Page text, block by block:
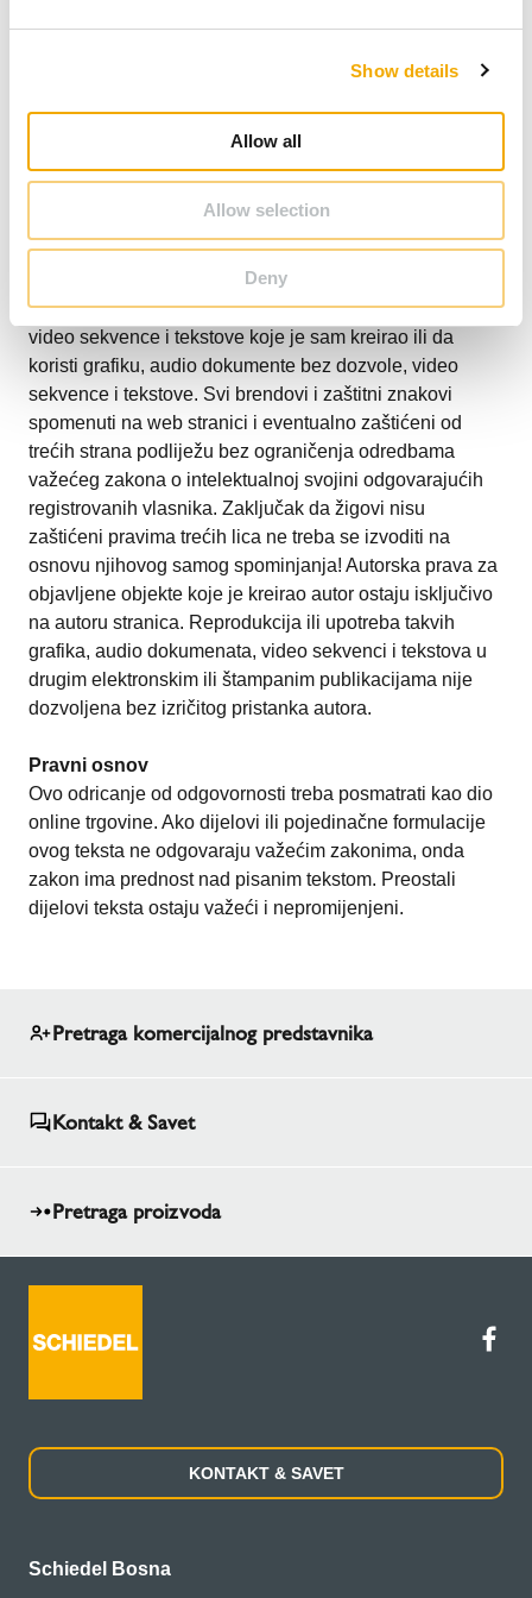
Show details
Allow all
Allow selection
Deny
poistovjećujemo s njenim sadržajem ili podržavamo
njegovu upotrebu. Naša je odgovornost osigurati da
aplikacije koje koristite ne sadrže viruse ili bilo šta drugo
destruktivne prirode.
Zakon o intelektualnoj svojini
Autor nastoji da poštuje autorska prava na grafiku, audio
dokumente, video sekvence i tekstove koji se koriste u
svim publikacijama, da koristi grafike, audio dokumente,
video sekvence i tekstove koje je sam kreirao ili da
koristi grafiku, audio dokumente bez dozvole, video
sekvence i tekstove. Svi brendovi i zaštitni znakovi
spomenuti na web stranici i eventualno zaštićeni od
trećih strana podliježu bez ograničenja odredbama
važećeg zakona o intelektualnoj svojini odgovarajućih
registrovanih vlasnika. Zaključak da žigovi nisu
zaštićeni pravima trećih lica ne treba se izvoditi na
osnovu njihovog samog spominjanja! Autorska prava za
objavljene objekte koje je kreirao autor ostaju isključivo
na autoru stranica. Reprodukcija ili upotreba takvih
grafika, audio dokumenata, video sekvenci i tekstova u
drugim elektronskim ili štampanim publikacijama nije
dozvoljena bez izričitog pristanka autora.
Pravni osnov
Ovo odricanje od odgovornosti treba posmatrati kao dio
online trgovine. Ako dijelovi ili pojedinačne formulacije
ovog teksta ne odgovaraju važećim zakonima, onda
zakon ima prednost nad pisanim tekstom. Preostali
dijelovi teksta ostaju važeći i nepromijenjeni.
Pretraga komercijalnog predstavnika
Kontakt & Savet
Pretraga proizvoda
KONTAKT & SAVET
Schiedel Bosna